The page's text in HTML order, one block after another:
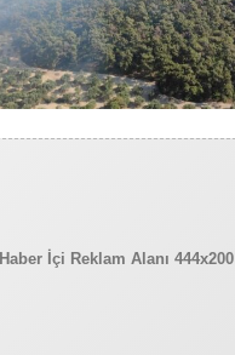
Haber İçi Reklam Alanı 444x200